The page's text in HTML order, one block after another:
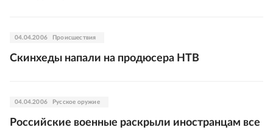
04.04.2006 Происшествия
Скинхеды напали на продюсера НТВ
04.04.2006 Русское оружие
Российские военные раскрыли иностранцам все